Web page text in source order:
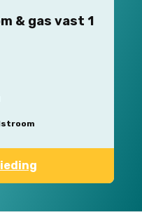
& gas vast 1